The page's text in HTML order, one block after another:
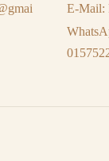
E-Mail: